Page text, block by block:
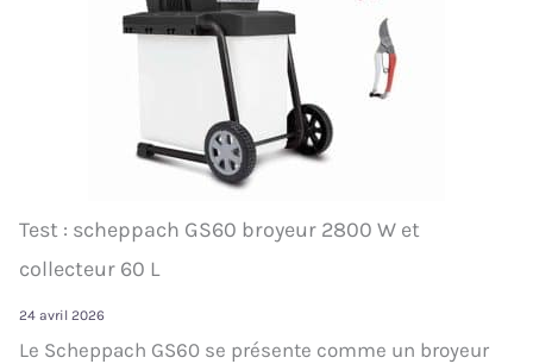
Test : scheppach GS60 broyeur 2800 W et
collecteur 60 L
24 avril 2026
Le Scheppach GS60 se présente comme un broyeur